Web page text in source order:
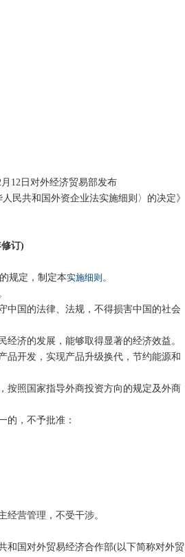
12日对外经济贸易部发布
共和国外资企业法实施细则〉的决定》
订)
规定，制定本实施细则 。
国的法律、法规，不得损害中国的社会
的发展，能够取得显著的经济效益。
品开发，实现产品升级换代，节约能源和
照国家指导外商投资方向的规定及外商
，不予批准：
营管理，不受干涉。
国对外贸易经济合作部(以下简称对外贸